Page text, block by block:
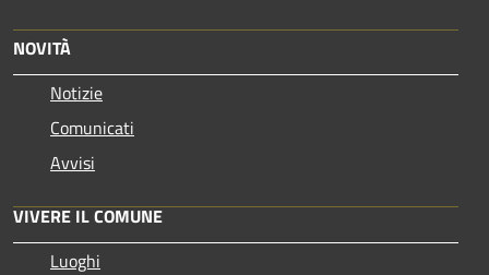
NOVITÀ
Notizie
Comunicati
Avvisi
VIVERE IL COMUNE
Luoghi